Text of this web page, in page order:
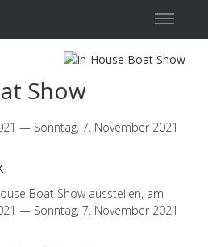
Show
— Sonntag, 7. November 2021
Boat Show ausstellen, am
— Sonntag, 7. November 2021